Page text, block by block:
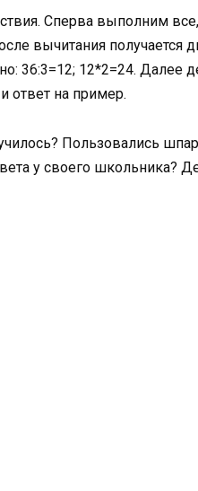
Сперва выполним
вычитания получается
36:3=12; 12*2=24. Далее
ответ на пример.
Пользовались
у своего школьника?